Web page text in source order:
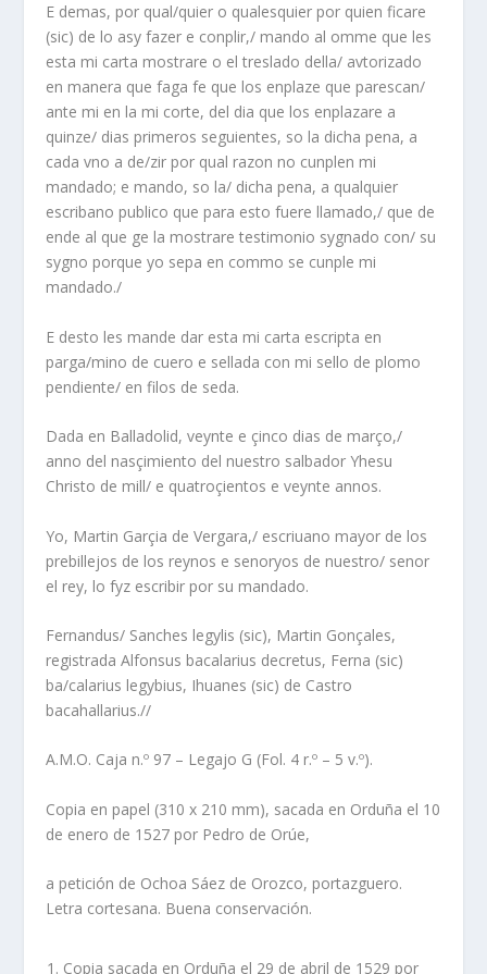
E demas, por qual/quier o qualesquier por quien ficare
(sic) de lo asy fazer e conplir,/ mando al omme que les
esta mi carta mostrare o el treslado della/ avtorizado
en manera que faga fe que los enplaze que parescan/
ante mi en la mi corte, del dia que los enplazare a
quinze/ dias primeros seguientes, so la dicha pena, a
cada vno a de/zir por qual razon no cunplen mi
mandado; e mando, so la/ dicha pena, a qualquier
escribano publico que para esto fuere llamado,/ que de
ende al que ge la mostrare testimonio sygnado con/ su
sygno porque yo sepa en commo se cunple mi
mandado./
E desto les mande dar esta mi carta escripta en
parga/mino de cuero e sellada con mi sello de plomo
pendiente/ en filos de seda.
Dada en Balladolid, veynte e çinco dias de março,/
anno del nasçimiento del nuestro salbador Yhesu
Christo de mill/ e quatroçientos e veynte annos.
Yo, Martin Garçia de Vergara,/ escriuano mayor de los
prebillejos de los reynos e senoryos de nuestro/ senor
el rey, lo fyz escribir por su mandado.
Fernandus/ Sanches legylis (sic), Martin Gonçales,
registrada Alfonsus bacalarius decretus, Ferna (sic)
ba/calarius legybius, Ihuanes (sic) de Castro
bacahallarius.//
A.M.O. Caja n.º 97 – Legajo G (Fol. 4 r.º – 5 v.º).
Copia en papel (310 x 210 mm), sacada en Orduña el 10
de enero de 1527 por Pedro de Orúe,
a petición de Ochoa Sáez de Orozco, portazguero.
Letra cortesana. Buena conservación.
Copia sacada en Orduña el 29 de abril de 1529 por